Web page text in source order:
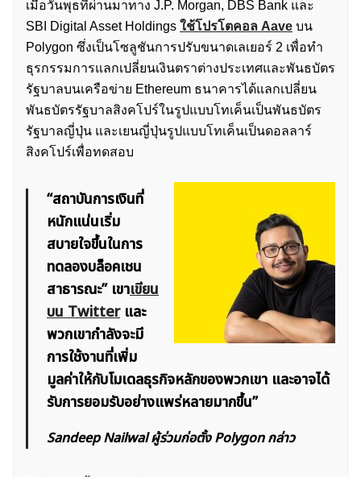
เมื่อวันพุธที่ผ่านมาทาง J.P. Morgan, DBS Bank และ
SBI Digital Asset Holdings ใช้โปรโตคอล Aave บน
Polygon ซึ่งเป็นโซลูชันการปรับขนาดเลเยอร์ 2 เพื่อทำ
ธุรกรรมการแลกเปลี่ยนเงินตราต่างประเทศและพันธบัตร
รัฐบาลบนเครือข่าย Ethereum ธนาคารได้แลกเปลี่ยน
พันธบัตรรัฐบาลสิงคโปร์ในรูปแบบโทเค็นเป็นพันธบัตร
รัฐบาลญี่ปุ่น และเยนญี่ปุ่นรูปแบบโทเค็นเป็นดอลลาร์
สิงคโปร์เพื่อทดสอบ
“สถาบันการเงินที่
หนักแน่นเริ่ม
สบายใจขึ้นในการ
ทดลองบล็อคเชน
สาธารณะ” เขาเขียน
บน Twitterและ
พวกเขากำลังจะมี
การใช้งานที่เพิ่ม
มูลค่าให้กับโมเดลธุรกิจหลักของพวกเขา และอาจได้
รับการยอมรับอย่างแพร่หลายมากขึ้น”
Sandeep Nailwal ผู้ร่วมก่อตั้ง Polygon กล่าว